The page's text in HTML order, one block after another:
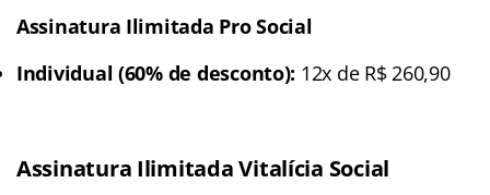
Assinatura Ilimitada Pro Social
Individual (60% de desconto): 12x de R$ 260,90
Assinatura Ilimitada Vitalícia Social